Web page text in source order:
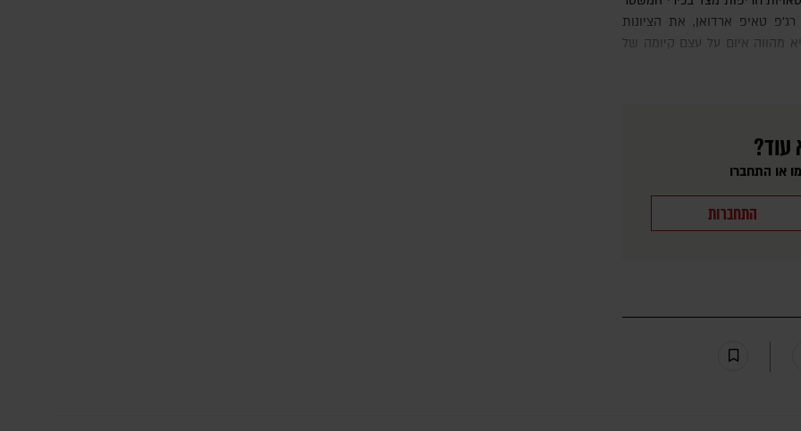
רג'פ טאיפ ארדואן, את הציונות
מהווה איום על עצם קיומה של
עוד?
או התחברו
התחברות